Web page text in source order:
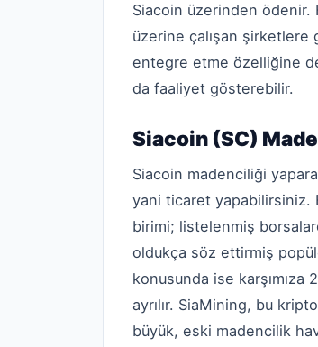
Siacoin üzerinden ödenir.
üzerine çalışan şirketlere
entegre etme özelliğine
da faaliyet gösterebilir.
Siacoin (SC)
Siacoin madenciliği
yani ticaret yapabilirsiniz.
birimi; listelenmiş
oldukça söz ettirmiş
konusunda ise karşımıza
ayrılır. SiaMining, bu
büyük, eski madencilik